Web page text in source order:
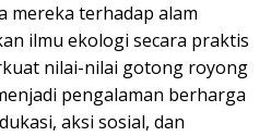
mereka terhadap alam
ilmu ekologi secara praktis
nilai-nilai gotong royong
pengalaman berharga
aksi sosial, dan